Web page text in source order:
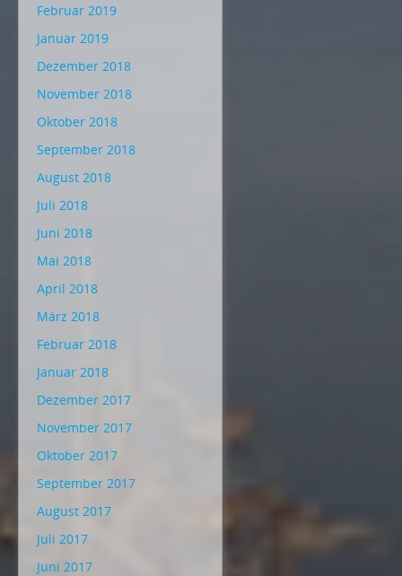
Februar 2019
Januar 2019
Dezember 2018
November 2018
Oktober 2018
September 2018
August 2018
Juli 2018
Juni 2018
Mai 2018
April 2018
März 2018
Februar 2018
Januar 2018
Dezember 2017
November 2017
Oktober 2017
September 2017
August 2017
Juli 2017
Juni 2017